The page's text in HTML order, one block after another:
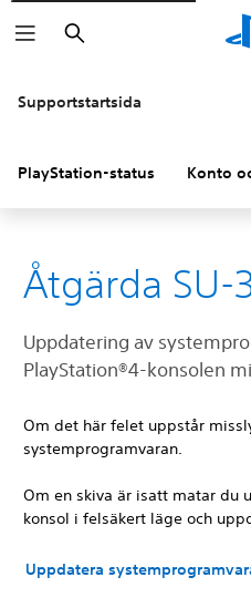
Sök
Supportstartsida
PlayStation-status Konto
Åtgärda SU-
Uppdatering av
PlayStation®4-konsolen
Om det här felet uppstår
systemprogramvaran.
Om en skiva är isatt matar du
konsol i felsäkert läge och
Uppdatera